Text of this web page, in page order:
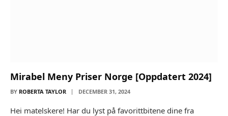
Mirabel Meny Priser Norge [Oppdatert 2024]
BY ROBERTA TAYLOR DECEMBER 31, 2024
Hei matelskere! Har du lyst på favorittbitene dine fra